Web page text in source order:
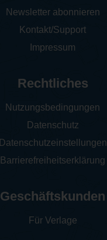
Newsletter abonnieren
Kontakt/Support
Impressum
Rechtliches
Nutzungsbedingungen
Datenschutz
Datenschutzeinstellungen
Barrierefreiheitserklärung
Geschäftskunden
Für Verlage